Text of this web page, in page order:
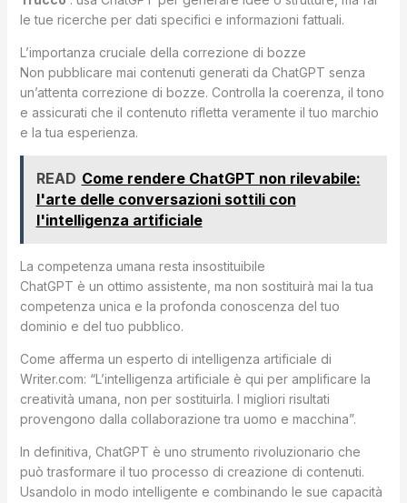
le tue ricerche per dati specifici e informazioni fattuali.
L’importanza cruciale della correzione di bozze
Non pubblicare mai contenuti generati da ChatGPT senza
un’attenta correzione di bozze. Controlla la coerenza, il tono
e assicurati che il contenuto rifletta veramente il tuo marchio
e la tua esperienza.
READ Come rendere ChatGPT non rilevabile:
l'arte delle conversazioni sottili con
l'intelligenza artificiale
La competenza umana resta insostituibile
ChatGPT è un ottimo assistente, ma non sostituirà mai la tua
competenza unica e la profonda conoscenza del tuo
dominio e del tuo pubblico.
Come afferma un esperto di intelligenza artificiale di
Writer.com: “L’intelligenza artificiale è qui per amplificare la
creatività umana, non per sostituirla. I migliori risultati
provengono dalla collaborazione tra uomo e macchina”.
In definitiva, ChatGPT è uno strumento rivoluzionario che
può trasformare il tuo processo di creazione di contenuti.
Usandolo in modo intelligente e combinando le sue capacità